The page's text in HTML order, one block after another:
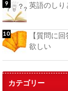
英語のしり
【質問に
欲しい
カテゴリー